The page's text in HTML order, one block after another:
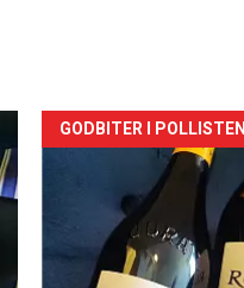
Forsiden
akkurat
nå
GODBITER I POLLISTEN